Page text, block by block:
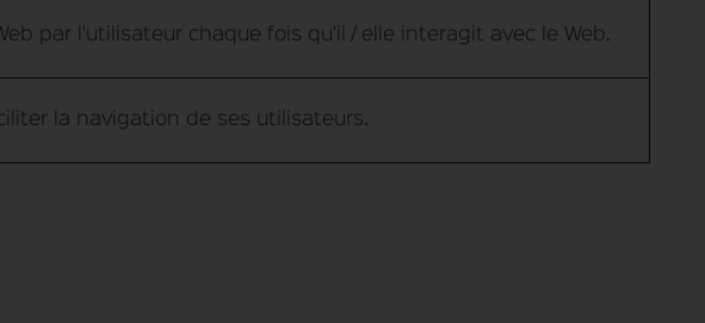
par l'utilisateur chaque fois qu'il / elle interagit avec le Web.
la navigation de ses utilisateurs.